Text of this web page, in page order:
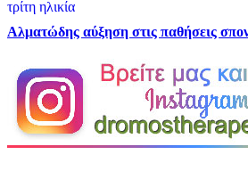
Αλματώδης αύξηση στις παθήσεις